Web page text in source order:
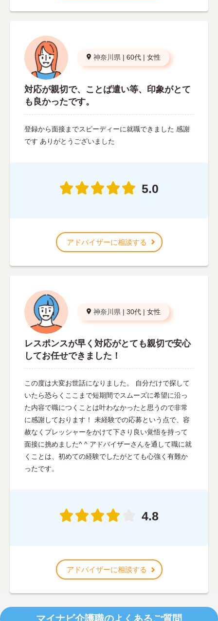
神奈川県 | 60代 | 女性
対応が親切で、ことば遣い等、印象がとて
も良かったです。
登録から面接までスピーディーに就職できました 感謝
です ありがとうございました
5.0
アドバイザーに相談する
神奈川県 | 30代 | 女性
レスポンスが早く対応がとても親切で安心
してお任せできました！
この度は大変お世話になりました。 自分だけで探して
いたら恐らくここまで短期間でスムーズに希望に沿っ
た内容で職につくことは叶わなかったと思うので非常
に感謝しております！ 未経験での応募という点で、容
赦なくプレッシャーをかけて下さり良い覚悟を持って
面接に挑めました^ ^ アドバイザーさんを通して職に就
くことは、初めての経験でしたがとても心強く有難か
ったです。
4.8
アドバイザーに相談する
マイナビ介護職のよくあるご質問